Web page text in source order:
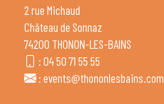
2 rue Michaud
Château de Sonnaz
74200 THONON-LES-BAINS
: 04 50 71 55 55
: events@thononlesbains.com